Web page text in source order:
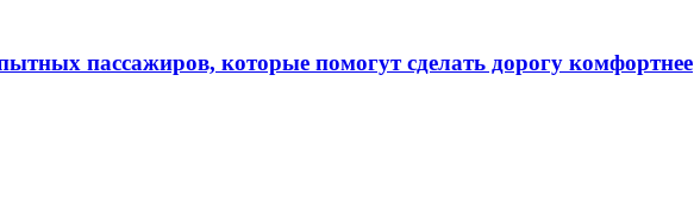
пассажиров, которые помогут сделать дорогу комфортнее